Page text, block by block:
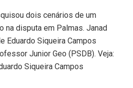
dois cenários de um
na disputa em Palmas. Janad
Eduardo Siqueira Campos
Junior Geo (PSDB). Veja:
Siqueira Campos